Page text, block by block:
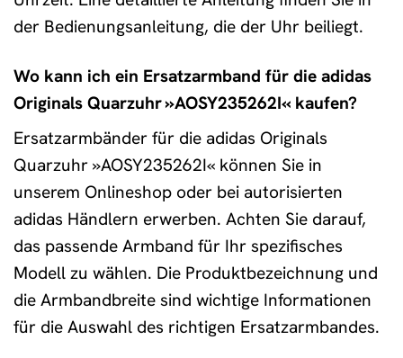
der Bedienungsanleitung, die der Uhr beiliegt.
Wo kann ich ein Ersatzarmband für die adidas
Originals Quarzuhr »AOSY235262I« kaufen?
Ersatzarmbänder für die adidas Originals
Quarzuhr »AOSY235262I« können Sie in
unserem Onlineshop oder bei autorisierten
adidas Händlern erwerben. Achten Sie darauf,
das passende Armband für Ihr spezifisches
Modell zu wählen. Die Produktbezeichnung und
die Armbandbreite sind wichtige Informationen
für die Auswahl des richtigen Ersatzarmbandes.